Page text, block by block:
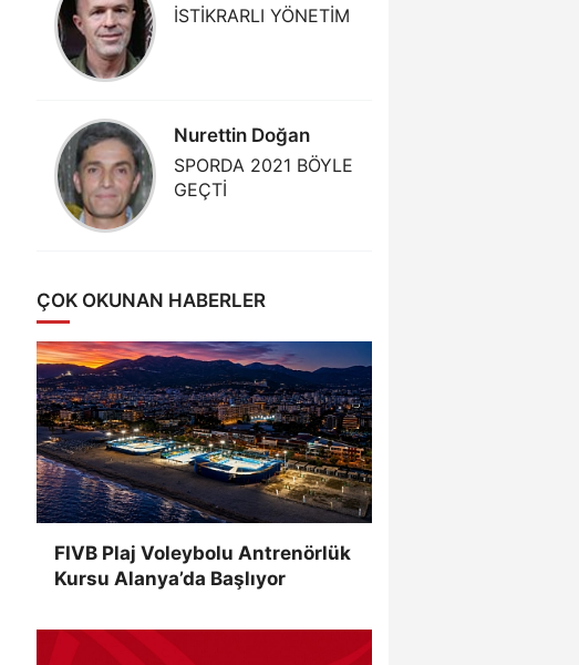
İSTİKRARLI YÖNETİM
Nurettin Doğan
SPORDA 2021 BÖYLE
GEÇTİ
ÇOK OKUNAN HABERLER
FIVB Plaj Voleybolu Antrenörlük
Kursu Alanya’da Başlıyor